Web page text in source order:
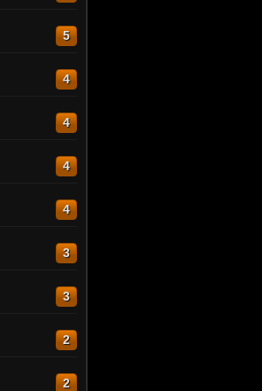
5
4
4
4
4
3
3
2
2